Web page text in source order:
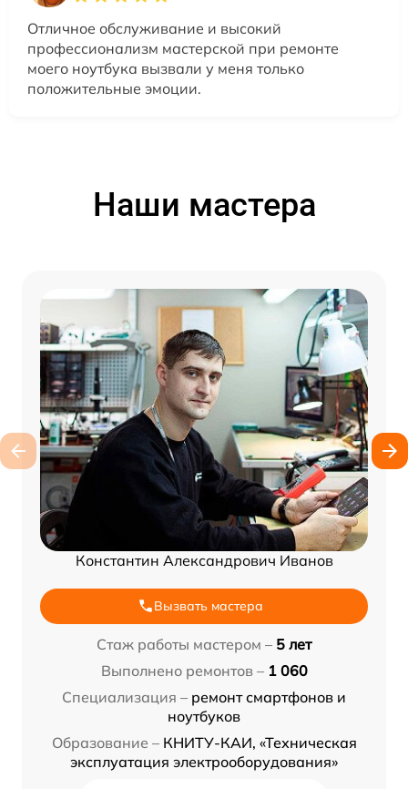
Отличное обслуживание и высокий
профессионализм мастерской при ремонте
моего ноутбука вызвали у меня только
положительные эмоции.
Наши мастера
Константин Александрович Иванов
Вызвать мастера
Стаж работы мастером – 5 лет
Выполнено ремонтов – 1 060
Специализация – ремонт смартфонов и
ноутбуков
Образование – КНИТУ-КАИ, «Техническая
эксплуатация электрооборудования»